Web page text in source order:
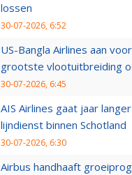
lossen
30-07-2026, 6:52
US-Bangla Airlines aan
grootste vlootuitbreiding
30-07-2026, 6:45
AIS Airlines gaat jaar
lijndienst binnen Schotland
30-07-2026, 6:30
Airbus handhaaft